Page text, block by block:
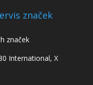
značek
značek
International, X